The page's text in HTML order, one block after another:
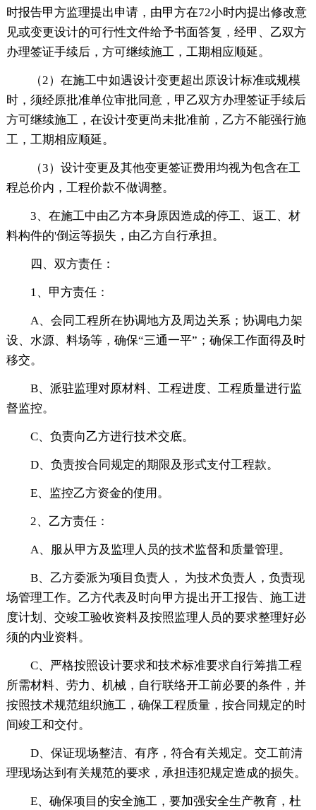
时报告甲方监理提出申请，由甲方在72小时内提出修改意
见或变更设计的可行性文件给予书面答复，经甲、乙双方
办理签证手续后，方可继续施工，工期相应顺延。
（2）在施工中如遇设计变更超出原设计标准或规模
时，须经原批准单位审批同意，甲乙双方办理签证手续后
方可继续施工，在设计变更尚未批准前，乙方不能强行施
工，工期相应顺延。
（3）设计变更及其他变更签证费用均视为包含在工
程总价内，工程价款不做调整。
3、在施工中由乙方本身原因造成的停工、返工、材
料构件的'倒运等损失，由乙方自行承担。
四、双方责任：
1、甲方责任：
A、会同工程所在协调地方及周边关系；协调电力架
设、水源、料场等，确保“三通一平”；确保工作面得及时
移交。
B、派驻监理对原材料、工程进度、工程质量进行监
督监控。
C、负责向乙方进行技术交底。
D、负责按合同规定的期限及形式支付工程款。
E、监控乙方资金的使用。
2、乙方责任：
A、服从甲方及监理人员的技术监督和质量管理。
B、乙方委派为项目负责人， 为技术负责人，负责现
场管理工作。乙方代表及时向甲方提出开工报告、施工进
度计划、交竣工验收资料及按照监理人员的要求整理好必
须的内业资料。
C、严格按照设计要求和技术标准要求自行筹措工程
所需材料、劳力、机械，自行联络开工前必要的条件，并
按照技术规范组织施工，确保工程质量，按合同规定的时
间竣工和交付。
D、保证现场整洁、有序，符合有关规定。交工前清
理现场达到有关规范的要求，承担违犯规定造成的损失。
E、确保项目的安全施工，要加强安全生产教育，杜